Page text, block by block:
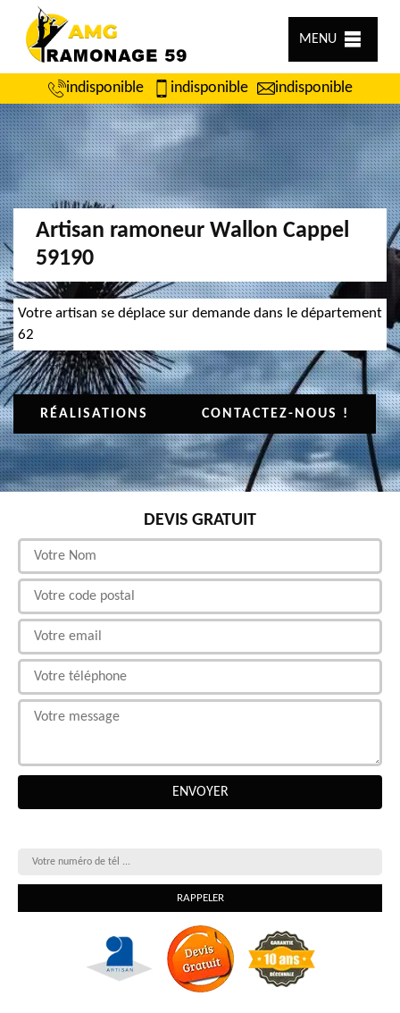
MENU
indisponible indisponible indisponible
Artisan ramoneur Wallon Cappel
59190
Votre artisan se déplace sur demande dans le département
62
RÉALISATIONS CONTACTEZ-NOUS !
DEVIS GRATUIT